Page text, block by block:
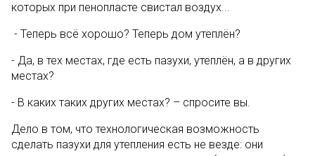
которых при пенопласте свистал воздух...
- Теперь всё хорошо? Теперь дом утеплён?
- Да, в тех местах, где есть пазухи, утеплён, а в других
местах?
- В каких таких других местах? – спросите вы.
Дело в том, что технологическая возможность
сделать пазухи для утепления есть не везде: они